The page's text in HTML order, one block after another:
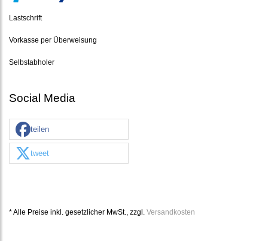
Lastschrift
Vorkasse per Überweisung
Selbstabholer
Social Media
teilen
tweet
* Alle Preise inkl. gesetzlicher MwSt., zzgl. Versandkosten